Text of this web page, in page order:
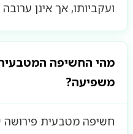
ועקביותו, אך אינן
מהי החשיפה
משפיעה?
חשיפה מטבעית